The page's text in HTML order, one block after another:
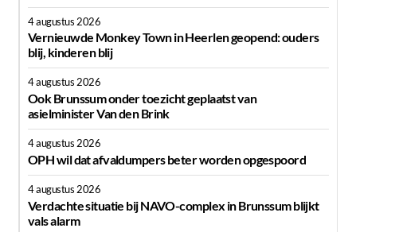
4 augustus 2026
Vernieuwde Monkey Town in Heerlen geopend: ouders
blij, kinderen blij
4 augustus 2026
Ook Brunssum onder toezicht geplaatst van
asielminister Van den Brink
4 augustus 2026
OPH wil dat afvaldumpers beter worden opgespoord
4 augustus 2026
Verdachte situatie bij NAVO-complex in Brunssum blijkt
vals alarm